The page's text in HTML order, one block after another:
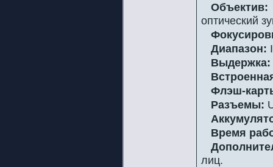
Объектив:
оптический
Диапазон:
Выдержка:
Флэш-
Разъемы:
Время
лиц.